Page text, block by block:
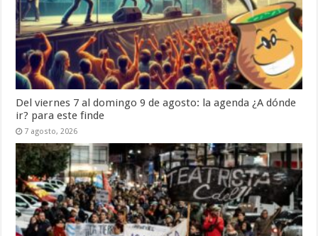
Del viernes 7 al domingo 9 de agosto: la agenda ¿A dónde
ir? para este finde
7 agosto, 2026